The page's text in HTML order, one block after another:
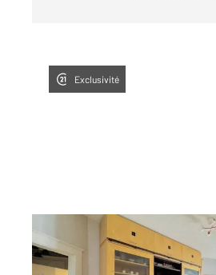
Exclusivité
STRASBOURG 67
77,09 m
, 4 pièces
Ref : 23904